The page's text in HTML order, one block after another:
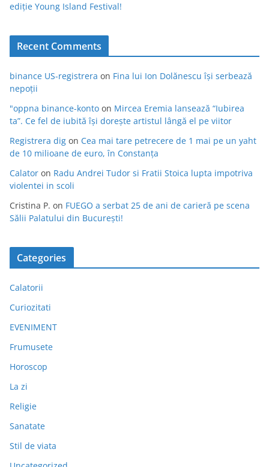
ediție Young Island Festival!
Recent Comments
binance US-registrera on Fina lui Ion Dolănescu își serbează
nepoții
"oppna binance-konto on Mircea Eremia lansează “Iubirea
ta”. Ce fel de iubită își dorește artistul lângă el pe viitor
Registrera dig on Cea mai tare petrecere de 1 mai pe un yaht
de 10 milioane de euro, în Constanța
Calator on Radu Andrei Tudor si Fratii Stoica lupta impotriva
violentei in scoli
Cristina P. on FUEGO a serbat 25 de ani de carieră pe scena
Sălii Palatului din București!
Categories
Calatorii
Curiozitati
EVENIMENT
Frumusete
Horoscop
La zi
Religie
Sanatate
Stil de viata